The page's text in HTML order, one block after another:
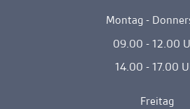
Montag -
09.00 - 12.00
14.00 - 17.00
Freitag